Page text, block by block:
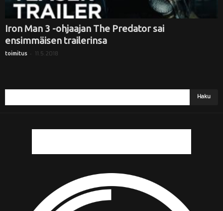
Iron Man 3 -ohjaajan The Predator sai
ensimmäisen trailerinsa
toimitus - 11.5.2018